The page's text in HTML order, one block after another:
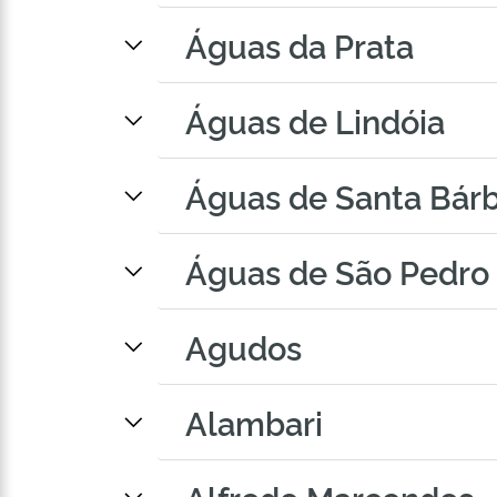
Águas da Prata
Águas de Lindóia
Águas de Santa
Águas de São Pedro
Agudos
Alambari